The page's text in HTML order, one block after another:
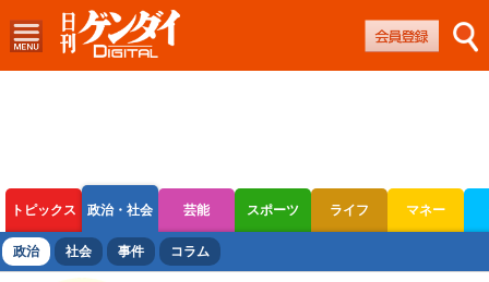
トピックス 政治・社会 芸能 スポーツ ライフ マネー
ボートレース 競輪 オートレース
政治 社会 事件 コラム